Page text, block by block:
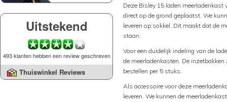
Uitstekend
493 klanten hebben een review geschreven
Thuiswinkel Reviews
Deze Bisley 15 laden
direct op de grond geplaatst. We
leveren op sokkel. Dit maakt dat de
staan.
Voor een duidelijk indeling van de
de meerladenkasten. De
bestellen per 5 stuks.
Als accessoire voor deze
leveren. We kunnen de